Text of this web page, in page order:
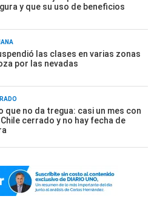
y que su uso de beneficios
las clases en varias zonas
por las nevadas
que no da tregua: casi un mes con
cerrado y no hay fecha de